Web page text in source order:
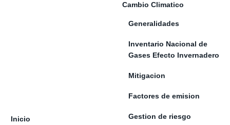
Inicio
Cambio Climatico
Generalidades
Inventario Nacional de
Gases Efecto Invernadero
Mitigacion
Factores de emision
Gestion de riesgo